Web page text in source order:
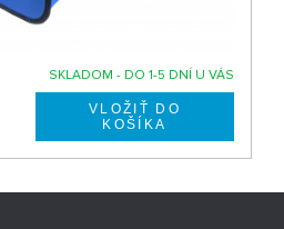
SKLADOM - DO 1-5 DNÍ U VÁS